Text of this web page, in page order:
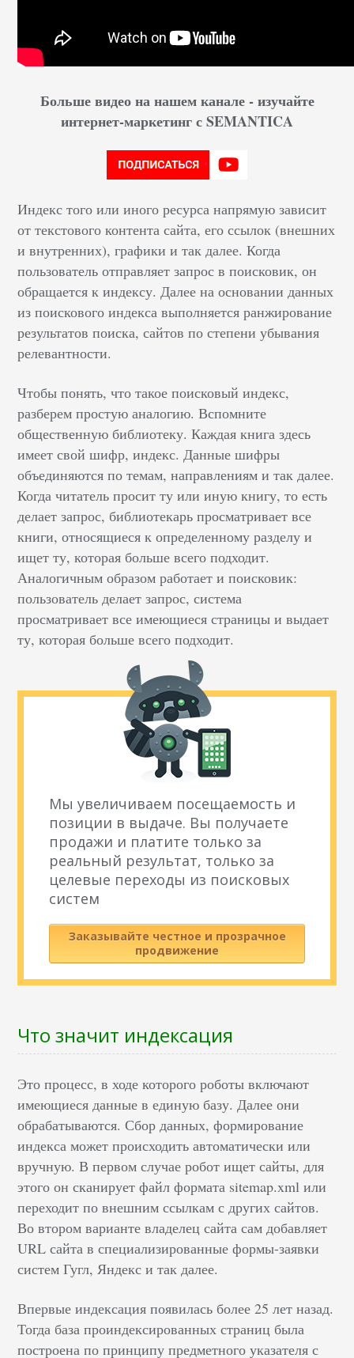
Больше видео на нашем канале - изучайте
интернет-маркетинг с SEMANTICA
Индекс того или иного ресурса напрямую зависит
от текстового контента сайта, его ссылок (внешних
и внутренних), графики и так далее. Когда
пользователь отправляет запрос в поисковик, он
обращается к индексу. Далее на основании данных
из поискового индекса выполняется ранжирование
результатов поиска, сайтов по степени убывания
релевантности.
Чтобы понять, что такое поисковый индекс,
разберем простую аналогию. Вспомните
общественную библиотеку. Каждая книга здесь
имеет свой шифр, индекс. Данные шифры
объединяются по темам, направлениям и так далее.
Когда читатель просит ту или иную книгу, то есть
делает запрос, библиотекарь просматривает все
книги, относящиеся к определенному разделу и
ищет ту, которая больше всего подходит.
Аналогичным образом работает и поисковик:
пользователь делает запрос, система
просматривает все имеющиеся страницы и выдает
ту, которая больше всего подходит.
Мы увеличиваем посещаемость и
позиции в выдаче. Вы получаете
продажи и платите только за
реальный результат, только за
целевые переходы из поисковых
систем
Заказывайте честное и прозрачное
продвижение
Что значит индексация
Это процесс, в ходе которого роботы включают
имеющиеся данные в единую базу. Далее они
обрабатываются. Сбор данных, формирование
индекса может происходить автоматически или
вручную. В первом случае робот ищет сайты, для
этого он сканирует файл формата sitemap.xml или
переходит по внешним ссылкам с других сайтов.
Во втором варианте владелец сайта сам добавляет
URL сайта в специализированные формы-заявки
систем Гугл, Яндекс и так далее.
Впервые индексация появилась более 25 лет назад.
Тогда база проиндексированных страниц была
построена по принципу предметного указателя с